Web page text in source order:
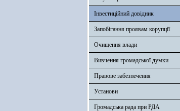
Інвестиційний довідник
Запобігання проявам корупції
Очищення влади
Вивчення громадської думки
Правове забезпечення
Установи
Громадська рада при РДА